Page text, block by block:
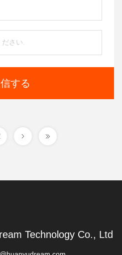
する
Technology Co., Ltd